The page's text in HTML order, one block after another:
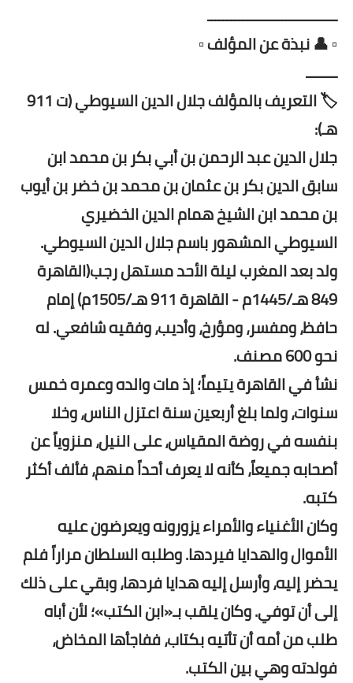
ـــــــــــــــــــــــــــــــــ
▫️ 👤 نبذة عن المؤلف ▫️
ــــــــ
🏷️ التعريف بالمؤلف جلال الدين السيوطي (ت 911
هـ):
جلال الدين عبد الرحمن بن أبي بكر بن محمد ابن
سابق الدين بكر بن عثمان بن محمد بن خضر بن أيوب
بن محمد ابن الشيخ همام الدين الخضيري
السيوطي المشهور باسم جلال الدين السيوطي.
ولد بعد المغرب ليلة الأحد مستهل رجب(القاهرة
849 هـ/1445م - القاهرة 911 هـ/1505م) إمام
حافظ، ومفسر، ومؤرخ، وأديب، وفقيه شافعي. له
نحو 600 مصنف.
نشأ في القاهرة يتيماً؛ إذ مات والده وعمره خمس
سنوات، ولما بلغ أربعين سنة اعتزل الناس، وخلا
بنفسه في روضة المقياس، على النيل، منزوياً عن
أصحابه جميعاً، كأنه لا يعرف أحداً منهم، فألف أكثر
كتبه.
وكان الأغنياء والأمراء يزورونه ويعرضون عليه
الأموال والهدايا فيردها. وطلبه السلطان مراراً فلم
يحضر إليه، وأرسل إليه هدايا فردها، وبقي على ذلك
إلى أن توفي. وكان يلقب بـ«ابن الكتب»؛ لأن أباه
طلب من أمه أن تأتيه بكتاب، ففاجأها المخاض،
فولدته وهي بين الكتب.